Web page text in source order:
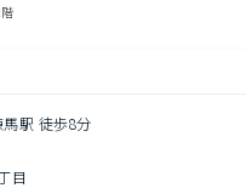
駅 徒歩8分
目